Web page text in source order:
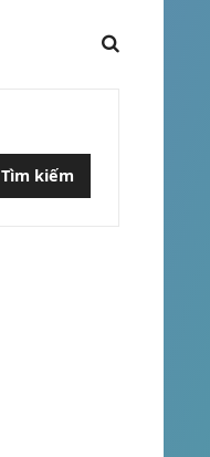
Tìm kiếm